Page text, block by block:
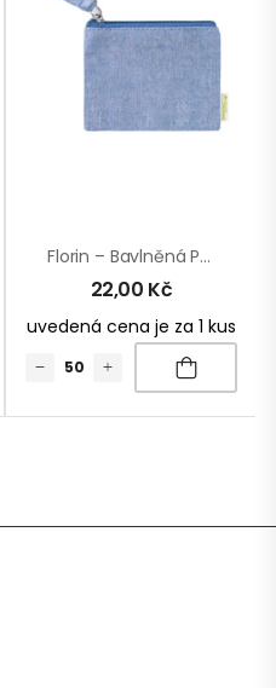
Florin – Bavlněná Peněženka
22,00 Kč
uvedená cena je za 1 kus